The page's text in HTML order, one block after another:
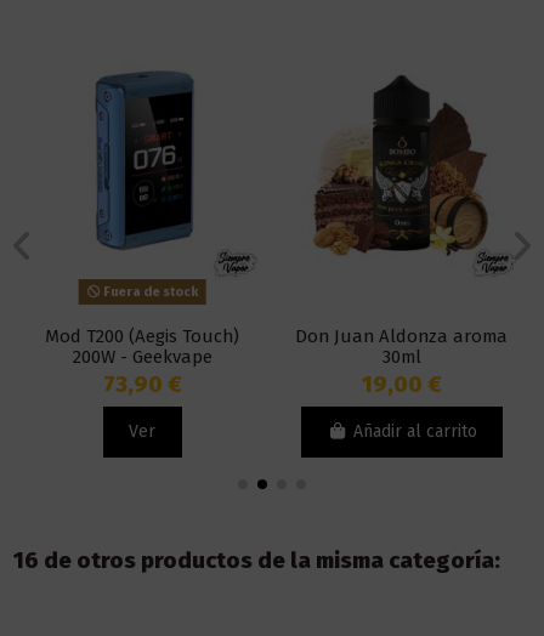
Fuera de stock
Mod T200 (Aegis Touch)
200W - Geekvape
73,90 €
Ver
Don Juan Aldonza aroma
30ml
19,00 €
Añadir al carrito
16 de otros productos de la misma categoría: